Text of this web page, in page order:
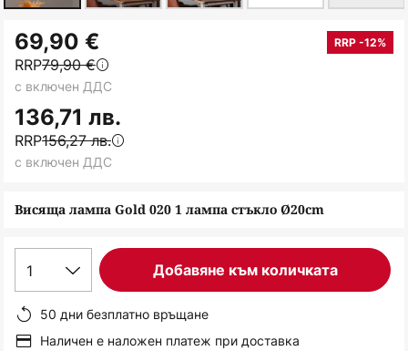
към
началото
на
галерия
със
снимки
Висяща лампа Gold 020 1 лампа стъкло Ø20cm
69,90 € RRP -12%
RRP79,90 €
136,71 лв.
RRP156,27 лв.
с включен ДДС
с включен ДДС
1 Добавяне към количката
50 дни безплатно връщане
Наличен е наложен платеж при доставка